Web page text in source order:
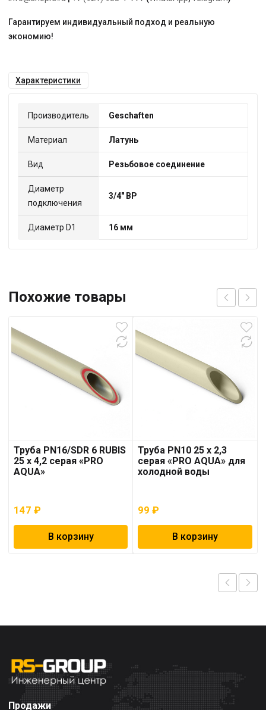
Гарантируем индивидуальный подход и реальную
экономию!
Характеристики
Производитель Geschaften
Материал Латунь
Вид Резьбовое соединение
Диаметр
подключения
3/4" ВР
Диаметр D1 16 мм
Похожие товары
Труба PN16/SDR 6 RUBIS
25 x 4,2 серая «PRO
AQUA»
147 ₽
В корзину
Труба PN10 25 x 2,3
серая «PRO AQUA» для
холодной воды
99₽
В корзину
Продажи